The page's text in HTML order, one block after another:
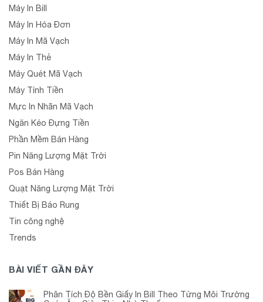
Máy In Bill
Máy In Hóa Đơn
Máy In Mã Vạch
Máy In Thẻ
Máy Quét Mã Vạch
Máy Tính Tiền
Mực In Nhãn Mã Vạch
Ngăn Kéo Đựng Tiền
Phần Mềm Bán Hàng
Pin Năng Lượng Mặt Trời
Pos Bán Hàng
Quạt Năng Lượng Mặt Trời
Thiết Bị Báo Rung
Tin công nghệ
Trends
BÀI VIẾT GẦN ĐÂY
Phân Tích Độ Bền Giấy In Bill Theo Từng Môi Trường